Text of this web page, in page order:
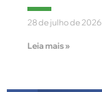
28 de julho de 2026
Leia mais »